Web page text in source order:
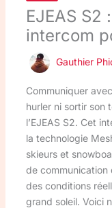
EJEAS
intercom
Gauthier
Communiquer
hurler ni sortir son
l’EJEAS S2. Cet
la technologie
skieurs et
de communication
des conditions
grand soleil. Voici